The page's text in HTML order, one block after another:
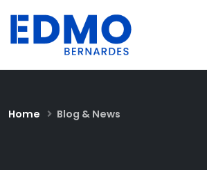
Home Blog & News